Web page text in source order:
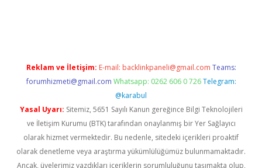
Reklam ve İletişim: E-mail: backlinkpaneli@gmail.com Teams:
forumhizmeti@gmail.com Whatsapp: 0262 606 0 726 Telegram:
@karabul
Yasal Uyarı: Sitemiz, 5651 Sayılı Kanun gereğince Bilgi Teknolojileri
ve İletişim Kurumu (BTK) tarafından onaylanmış bir Yer Sağlayıcı
olarak hizmet vermektedir. Bu nedenle, sitedeki içerikleri proaktif
olarak denetleme veya araştırma yükümlülüğümüz bulunmamaktadır.
Ancak, üyelerimiz yazdıkları içeriklerin sorumluluğunu taşımakta olup,